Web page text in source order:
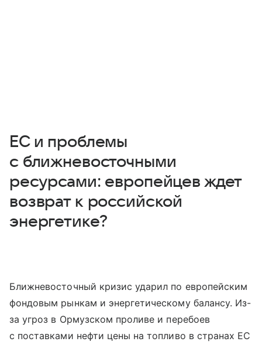
ЕС и проблемы
с ближневосточными
ресурсами: европейцев ждет
возврат к российской
энергетике?
Ближневосточный кризис ударил по европейским
фондовым рынкам и энергетическому балансу. Из-
за угроз в Ормузском проливе и перебоев
с поставками нефти цены на топливо в странах ЕС